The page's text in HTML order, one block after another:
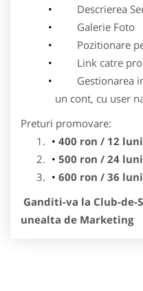
Descrierea
Galerie Foto
Pozitionare pe
Link catre
Gestionarea
un cont, cu user
Preturi promovare:
400 ron / 12 luni
500 ron / 24 luni
600 ron / 36 luni
Ganditi-va la Club-de-
unealta de Marketing